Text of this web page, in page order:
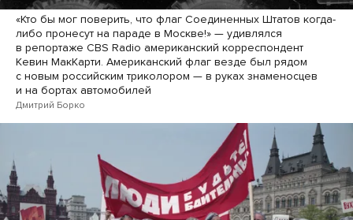
«Кто бы мог поверить, что флаг Соединенных Штатов когда-
либо пронесут на параде в Москве!» — удивлялся
в репортаже CBS Radio американский корреспондент
Кевин МакКарти. Американский флаг везде был рядом
с новым российским триколором — в руках знаменосцев
и на бортах автомобилей
Дмитрий Борко